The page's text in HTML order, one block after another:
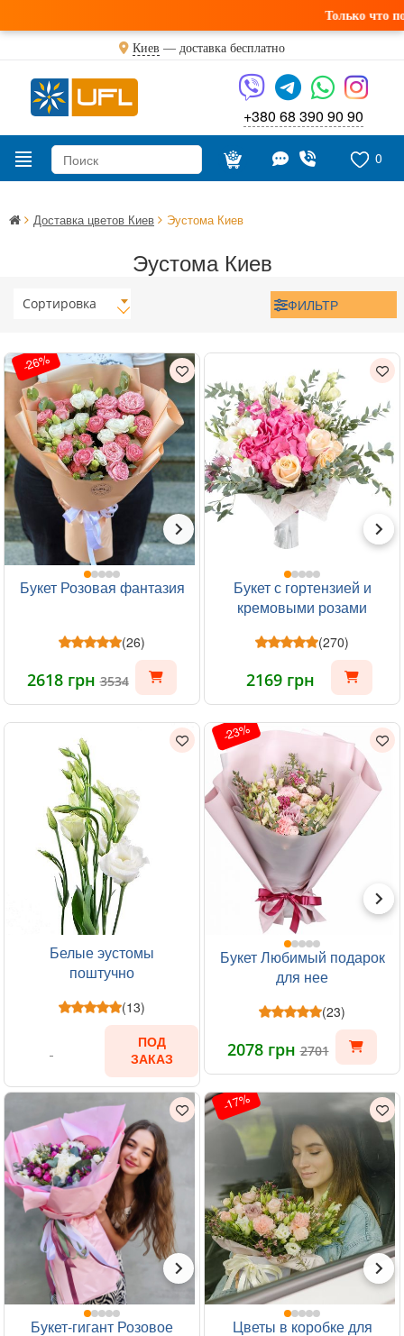
Только что
Киев — доставка бесплатно
+380 68 390 90 90
0
Доставка цветов Киев Эустома Киев
Эустома Киев
Сортировка ФИЛЬТР
-26%
Букет Розовая фантазия
(26)
2618 грн3534
Букет с гортензией и
кремовыми розами
(270)
2169 грн
Белые эустомы
поштучно
(13)
ПОД
ЗАКАЗ
-23%
Букет Любимый подарок
для нее
(23)
2078 грн2701
Букет-гигант Розовое
-17%
Цветы в коробке для